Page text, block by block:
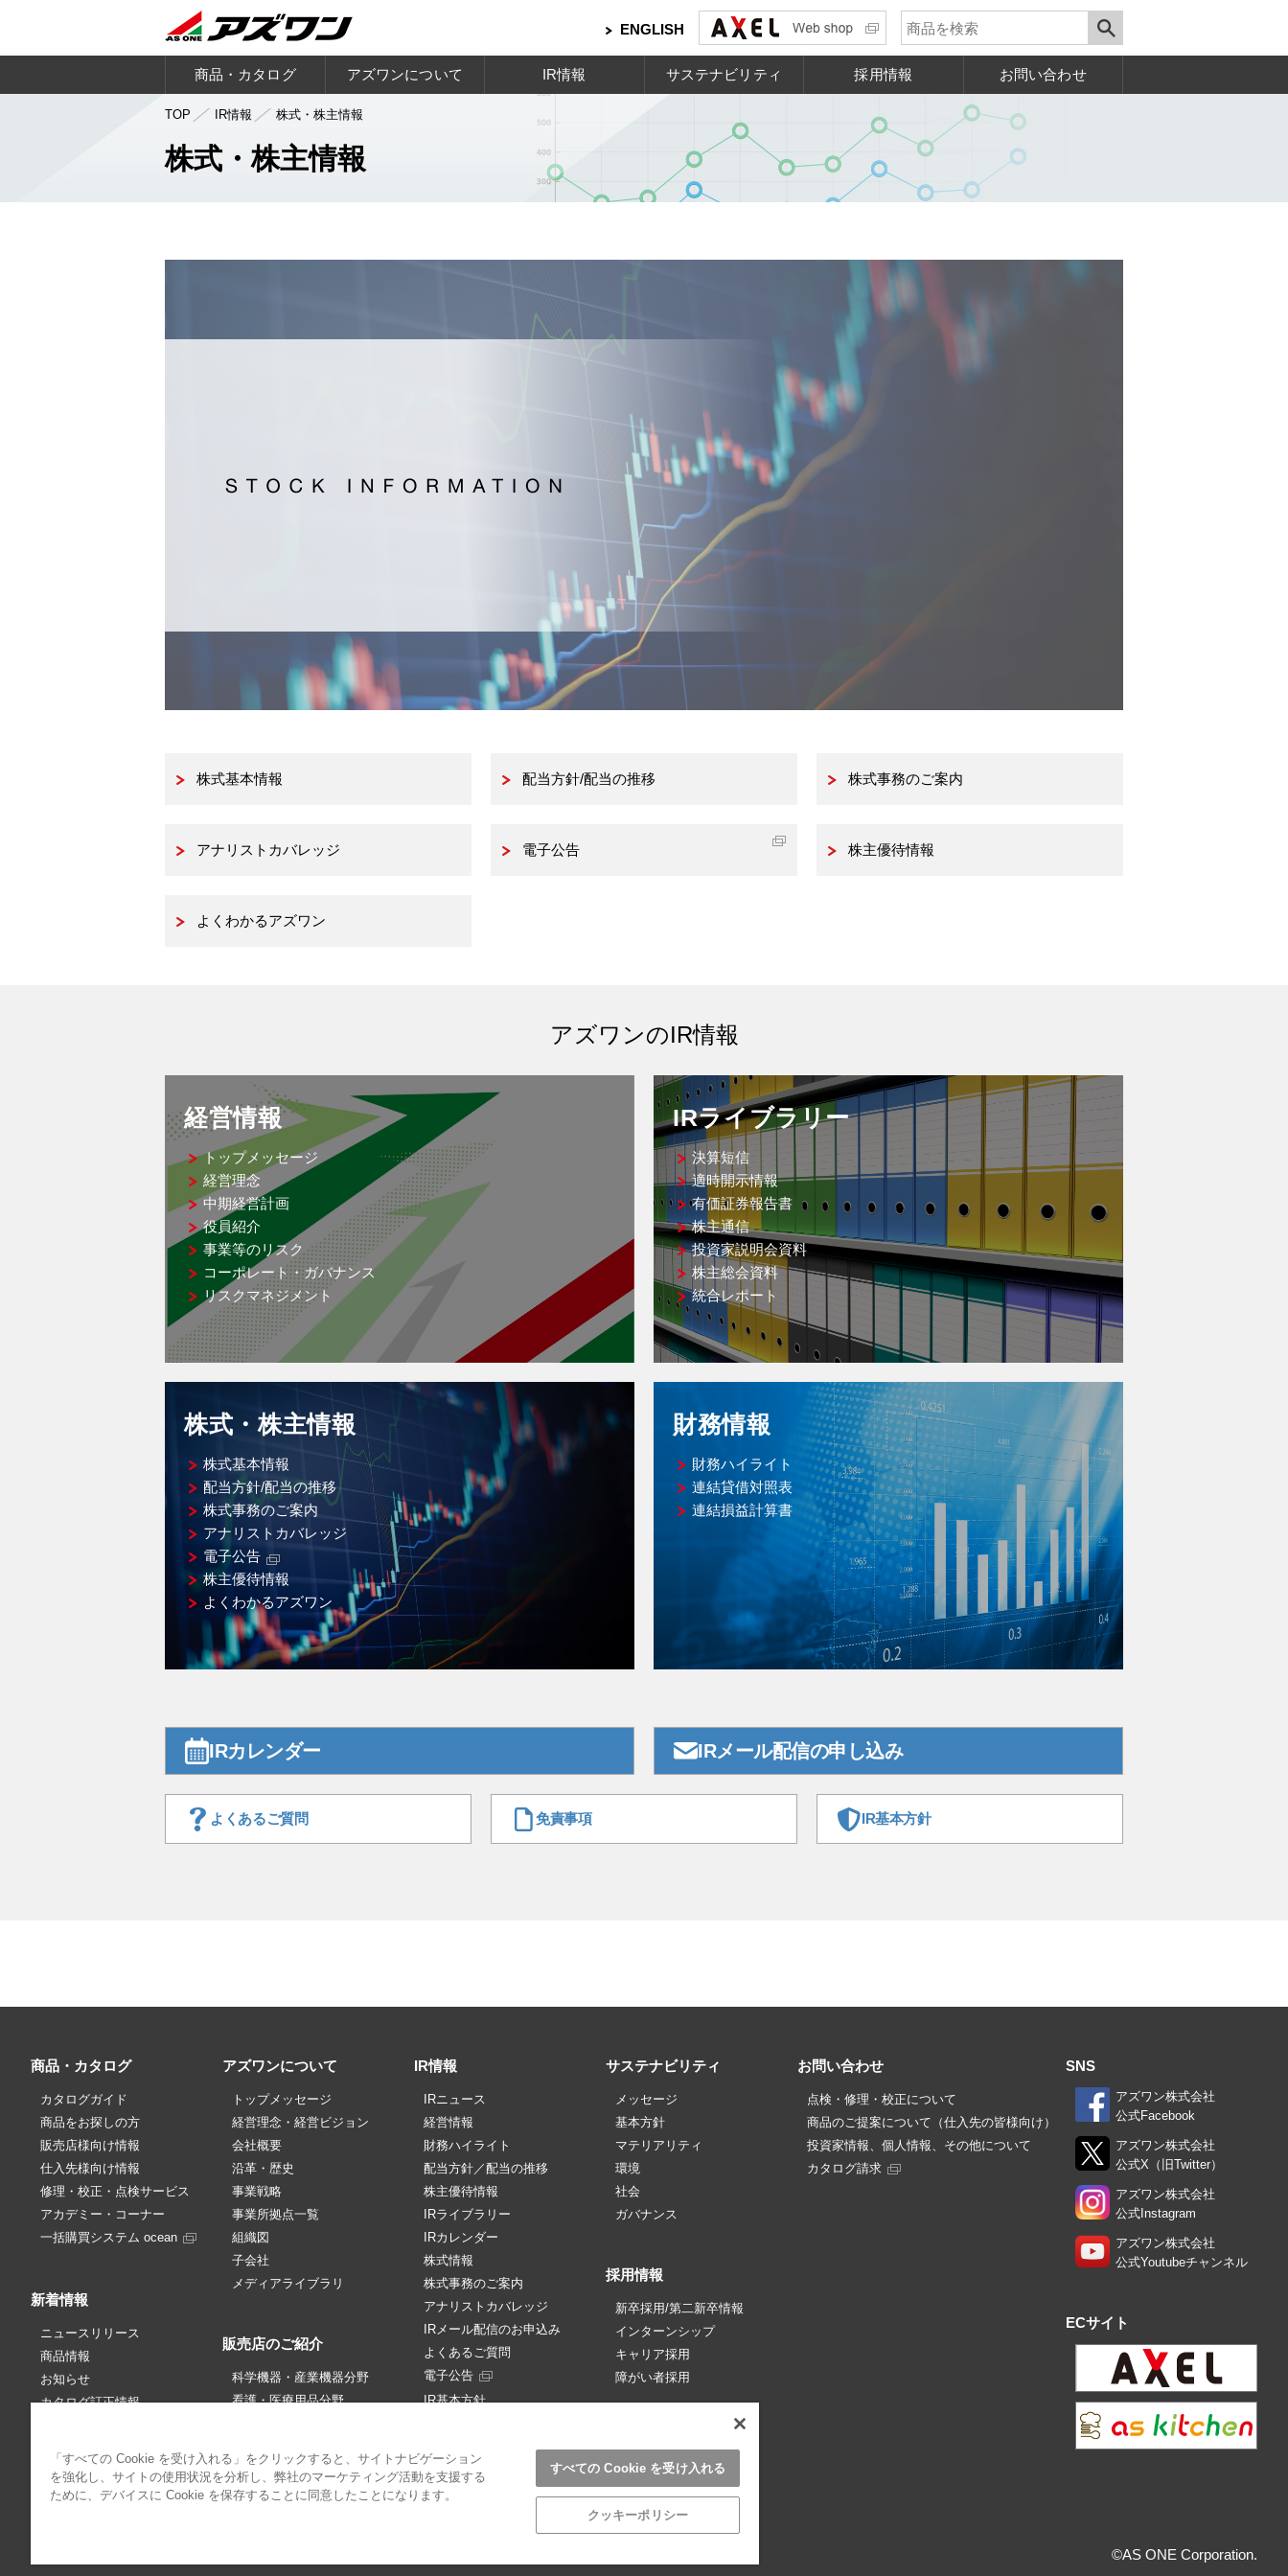
ENGLISH
商品・カタログ アズワンについて IR情報 サステナビリティ 採用情報 お問い合わせ
TOP IR情報 株式・株主情報
株式・株主情報
株式基本情報 配当方針/配当の推移 株式事務のご案内
アナリストカバレッジ 電子公告 株主優待情報
よくわかるアズワン
アズワンのIR情報
経営情報
トップメッセージ
経営理念
中期経営計画
役員紹介
事業等のリスク
コーポレート・ガバナンス
リスクマネジメント
IRライブラリー
決算短信
適時開示情報
有価証券報告書
株主通信
投資家説明会資料
株主総会資料
統合レポート
株式・株主情報
株式基本情報
配当方針/配当の推移
株式事務のご案内
アナリストカバレッジ
電子公告
株主優待情報
よくわかるアズワン
財務情報
財務ハイライト
連結貸借対照表
連結損益計算書
IRカレンダー IRメール配信の申し込み
よくあるご質問 免責事項 IR基本方針
商品・カタログ
カタログガイド
商品をお探しの方
販売店様向け情報
仕入先様向け情報
修理・校正・点検サービス
アカデミー・コーナー
一括購買システム ocean
新着情報
ニュースリリース
商品情報
お知らせ
カタログ訂正情報
パブリシティ情報
IRニュース
アズワンについて
トップメッセージ
経営理念・経営ビジョン
会社概要
沿革・歴史
事業戦略
事業所拠点一覧
組織図
子会社
メディアライブラリ
販売店のご紹介
科学機器・産業機器分野
看護・医療用品分野
アカデミー・コーナー
IR情報
IRニュース
経営情報
財務ハイライト
配当方針／配当の推移
株主優待情報
IRライブラリー
IRカレンダー
株式情報
株式事務のご案内
アナリストカバレッジ
IRメール配信のお申込み
よくあるご質問
電子公告
IR基本方針
サステナビリティ
メッセージ
基本方針
マテリアリティ
環境
社会
ガバナンス
採用情報
新卒採用/第二新卒情報
インターンシップ
キャリア採用
障がい者採用
お問い合わせ
点検・修理・校正について
商品のご提案について（仕入先の皆様向け）
投資家情報、個人情報、その他について
カタログ請求
SNS
アズワン株式会社
公式Facebook
アズワン株式会社
公式X（旧Twitter）
アズワン株式会社
公式Instagram
アズワン株式会社
公式Youtubeチャンネル
ECサイト
©AS ONE Corporation.
「すべての Cookie を受け入れる」をクリックすると、サイトナビゲーション
を強化し、サイトの使用状況を分析し、弊社のマーケティング活動を支援する
ために、デバイスに Cookie を保存することに同意したことになります。
すべての Cookie を受け入れる
クッキーポリシー